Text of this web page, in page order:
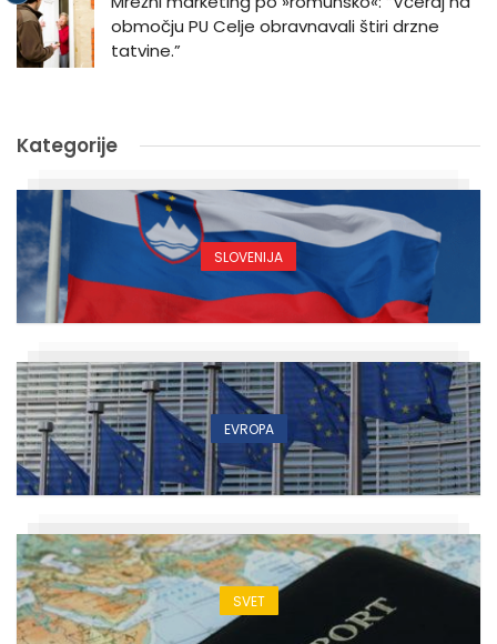
območju PU Celje obravnavali štiri drzne
tatvine.”
Kategorije
SLOVENIJA
EVROPA
SVET